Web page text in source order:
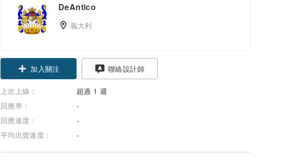
DeAntico
義大利
加入關注 聯絡設計師
上次上線：
超過 1 週
回應率：
-
回應速度：
-
平均出貨速度：
-